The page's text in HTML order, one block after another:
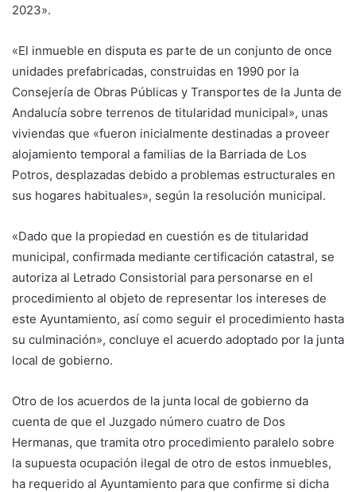
2023».
«El inmueble en disputa es parte de un conjunto de once
unidades prefabricadas, construidas en 1990 por la
Consejería de Obras Públicas y Transportes de la Junta de
Andalucía sobre terrenos de titularidad municipal», unas
viviendas que «fueron inicialmente destinadas a proveer
alojamiento temporal a familias de la Barriada de Los
Potros, desplazadas debido a problemas estructurales en
sus hogares habituales», según la resolución municipal.
«Dado que la propiedad en cuestión es de titularidad
municipal, confirmada mediante certificación catastral, se
autoriza al Letrado Consistorial para personarse en el
procedimiento al objeto de representar los intereses de
este Ayuntamiento, así como seguir el procedimiento hasta
su culminación», concluye el acuerdo adoptado por la junta
local de gobierno.
Otro de los acuerdos de la junta local de gobierno da
cuenta de que el Juzgado número cuatro de Dos
Hermanas, que tramita otro procedimiento paralelo sobre
la supuesta ocupación ilegal de otro de estos inmuebles,
ha requerido al Ayuntamiento para que confirme si dicha